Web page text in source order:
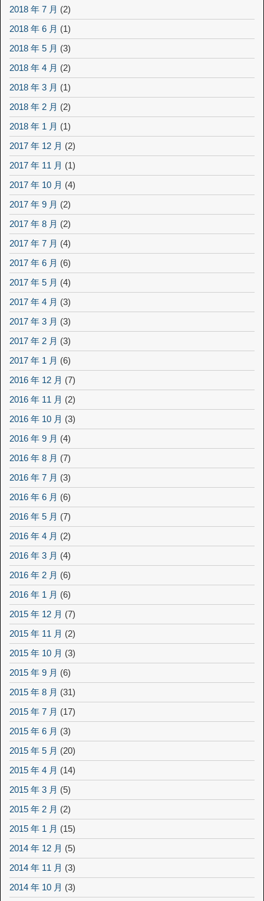
2018 年 7 月 (2)
2018 年 6 月 (1)
2018 年 5 月 (3)
2018 年 4 月 (2)
2018 年 3 月 (1)
2018 年 2 月 (2)
2018 年 1 月 (1)
2017 年 12 月 (2)
2017 年 11 月 (1)
2017 年 10 月 (4)
2017 年 9 月 (2)
2017 年 8 月 (2)
2017 年 7 月 (4)
2017 年 6 月 (6)
2017 年 5 月 (4)
2017 年 4 月 (3)
2017 年 3 月 (3)
2017 年 2 月 (3)
2017 年 1 月 (6)
2016 年 12 月 (7)
2016 年 11 月 (2)
2016 年 10 月 (3)
2016 年 9 月 (4)
2016 年 8 月 (7)
2016 年 7 月 (3)
2016 年 6 月 (6)
2016 年 5 月 (7)
2016 年 4 月 (2)
2016 年 3 月 (4)
2016 年 2 月 (6)
2016 年 1 月 (6)
2015 年 12 月 (7)
2015 年 11 月 (2)
2015 年 10 月 (3)
2015 年 9 月 (6)
2015 年 8 月 (31)
2015 年 7 月 (17)
2015 年 6 月 (3)
2015 年 5 月 (20)
2015 年 4 月 (14)
2015 年 3 月 (5)
2015 年 2 月 (2)
2015 年 1 月 (15)
2014 年 12 月 (5)
2014 年 11 月 (3)
2014 年 10 月 (3)